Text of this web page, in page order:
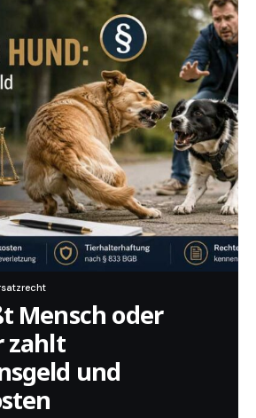
Mensch oder
zahlt
und